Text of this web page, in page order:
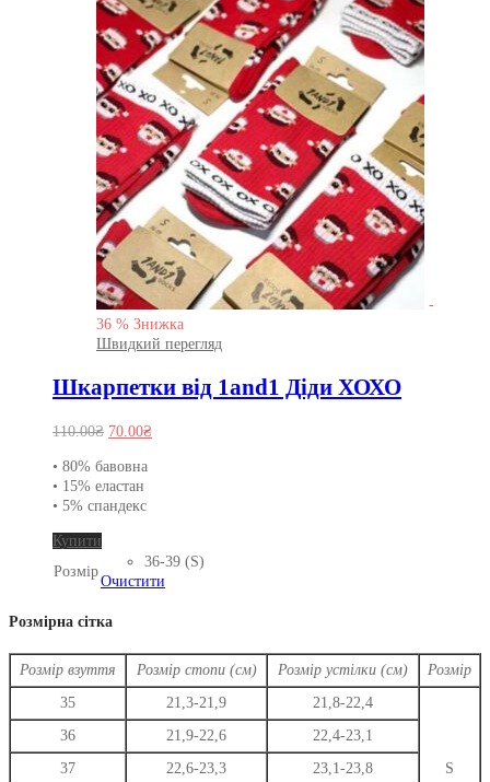
-
36 % Знижка
Швидкий перегляд
Шкарпетки від 1and1 Діди ХОХО
110.00₴ Оригінальна
110.00₴.
70.00₴Поточна
• 80% бавовна
• 15% еластан
• 5% спандекс
Купити
товар
має
варіантів.
можна
вибрати
сторінці
Розмір
36-39 (S)
Очистити
Розмірна сітка
Розмір взуття Розмір стопи (см) Розмір устілки (см)
Розмір
35
21,3-21,9 21,8-22,4
S
36 21,9-22,6
22,4-23,1
37
22,6-23,3
23,1-23,8